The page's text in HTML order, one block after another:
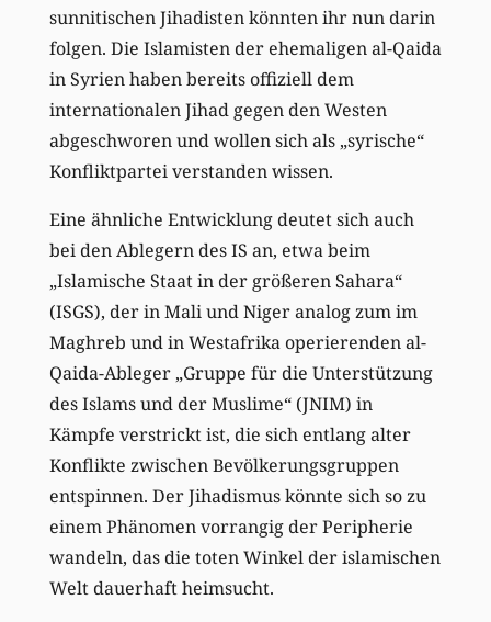
sunnitischen Jihadisten könnten ihr nun darin
folgen. Die Islamisten der ehemaligen al-Qaida
in Syrien haben bereits offiziell dem
internationalen Jihad gegen den Westen
abgeschworen und wollen sich als „syrische“
Konfliktpartei verstanden wissen.
Eine ähnliche Entwicklung deutet sich auch
bei den Ablegern des IS an, etwa beim
„Islamische Staat in der größeren Sahara“
(ISGS), der in Mali und Niger analog zum im
Maghreb und in Westafrika operierenden al-
Qaida-Ableger „Gruppe für die Unterstützung
des Islams und der Muslime“ (JNIM) in
Kämpfe verstrickt ist, die sich entlang alter
Konflikte zwischen Bevölkerungsgruppen
entspinnen. Der Jihadismus könnte sich so zu
einem Phänomen vorrangig der Peripherie
wandeln, das die toten Winkel der islamischen
Welt dauerhaft heimsucht.